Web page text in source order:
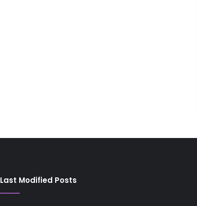
Last Modified Posts